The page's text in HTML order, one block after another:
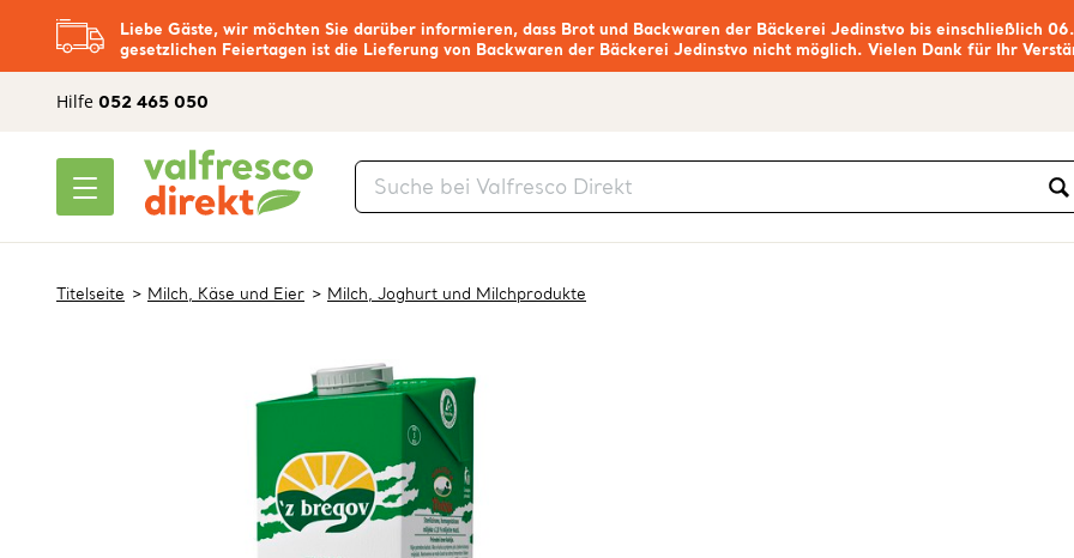
Liebe Gäste, wir möchten Sie darüber informieren, dass Brot und Backwaren der Bäckerei Jedinstvo bis einschließlich
gesetzlichen Feiertagen ist die Lieferung von Backwaren der Bäckerei Jedinstvo nicht möglich. Vielen Dank für Ihr
Hilfe 052 465 050
Titelseite Milch, Käse und Eier Milch, Joghurt und Milchprodukte